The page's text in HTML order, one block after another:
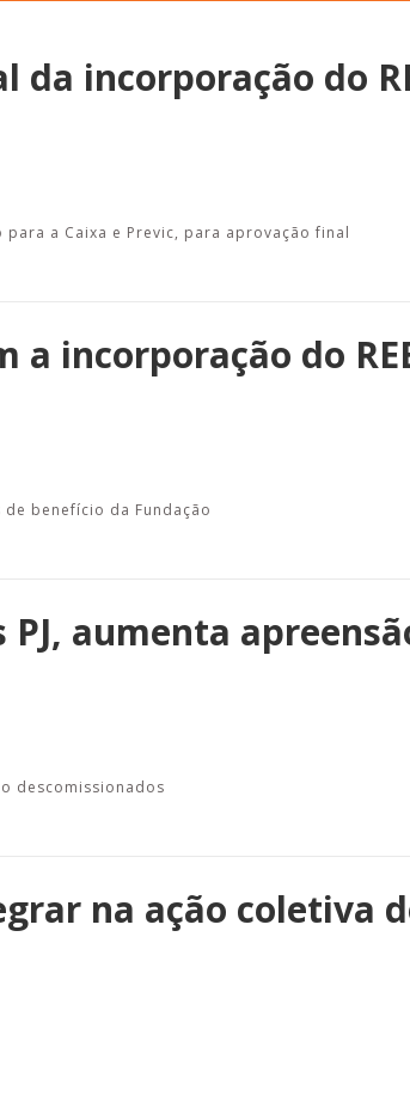
da incorporação do
a Caixa e Previc, para aprovação final
incorporação do
benefício da Fundação
aumenta
descomissionados
na ação coletiva